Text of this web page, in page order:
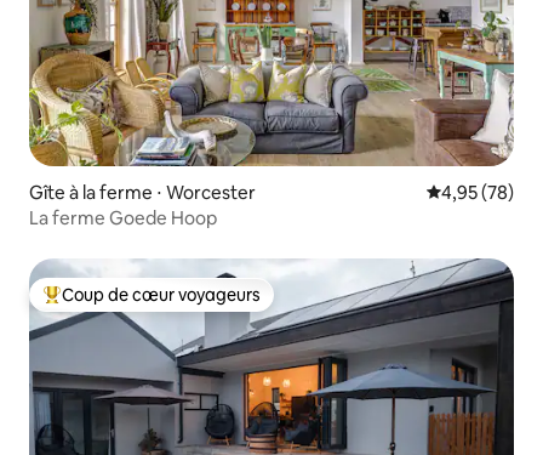
Gîte à la ferme ⋅ Worcester Évaluation
4,95 (78)
La ferme Goede Hoop
Coups de cœur voyageurs les plus appréciés
Coup de cœur voyageurs